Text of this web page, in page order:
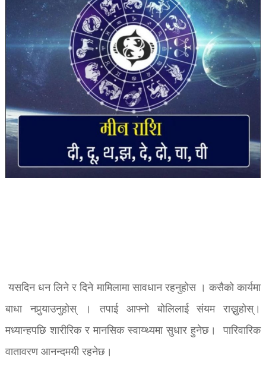
यसदिन धन लिने र दिने मामिलामा सावधान रहनुहोस । कसैको कार्यमा
बाधा नपुर्‍याउनुहोस् । तपाई आफ्नो बोलिलाई संयम राख्नुहोस्।
मध्यान्हपछि शारीरिक र मानसिक स्वाय्थ्यमा सुधार हुनेछ। पारिवारिक
वातावरण आनन्दमयी रहनेछ।